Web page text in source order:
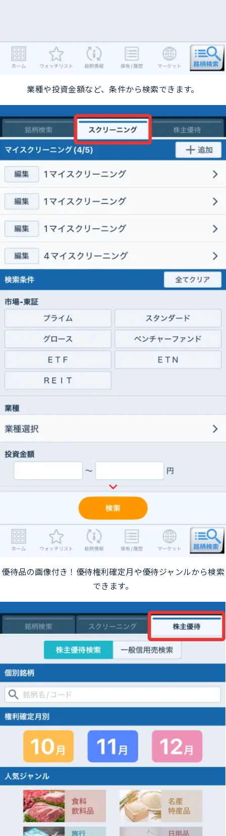
業種や投資金額など、条件から検索できます。
優待品の画像付き！優待権利確定月や優待ジャンルから検索
できます。